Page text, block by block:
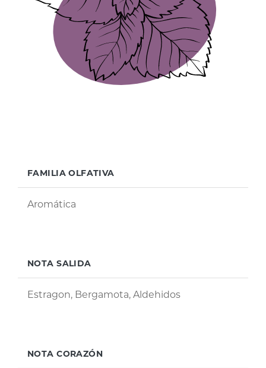
FAMILIA OLFATIVA
Aromática
NOTA SALIDA
Estragon, Bergamota, Aldehidos
NOTA CORAZÓN